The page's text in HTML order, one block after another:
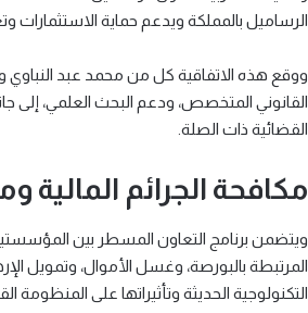
الرساميل بالمملكة ويدعم حماية الاستثمارات
ووقع هذه الاتفاقية كل من محمد عبد النباوي
القانوني المتخصص، ودعم البحث العلمي، إلى
القضائية ذات الصلة.
مكافحة الجرائم المالية
ويتضمن برنامج التعاون المسطر بين
المرتبطة بالبورصة، وغسل الأموال، وتمويل
التكنولوجية الحديثة وتأثيراتها على المنظومة